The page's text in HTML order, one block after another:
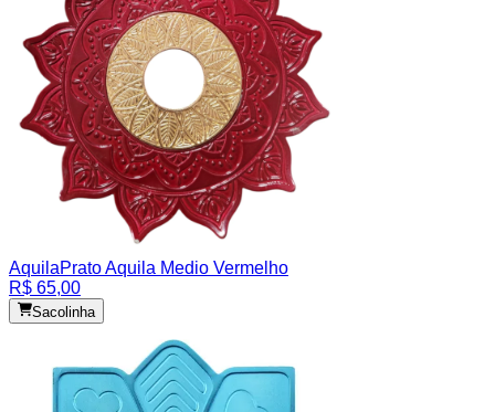
AquilaPrato Aquila Medio Vermelho
R$ 65,00
Sacolinha